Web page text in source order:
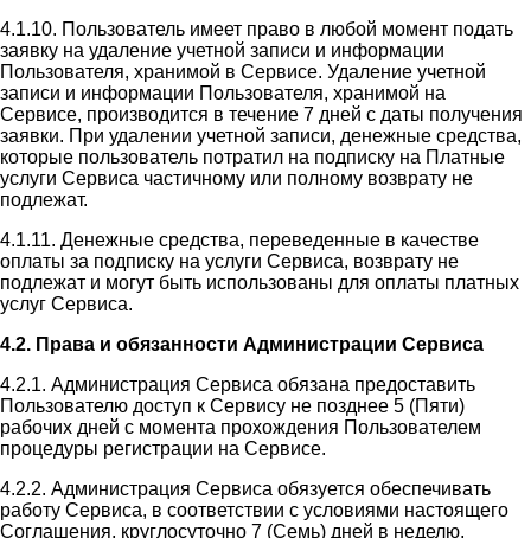
4.1.10. Пользователь имеет право в любой момент подать
заявку на удаление учетной записи и информации
Пользователя, хранимой в Сервисе. Удаление учетной
записи и информации Пользователя, хранимой на
Сервисе, производится в течение 7 дней с даты получения
заявки. При удалении учетной записи, денежные средства,
которые пользователь потратил на подписку на Платные
услуги Сервиса частичному или полному возврату не
подлежат.
4.1.11. Денежные средства, переведенные в качестве
оплаты за подписку на услуги Сервиса, возврату не
подлежат и могут быть использованы для оплаты платных
услуг Сервиса.
4.2. Права и обязанности Администрации Сервиса
4.2.1. Администрация Сервиса обязана предоставить
Пользователю доступ к Сервису не позднее 5 (Пяти)
рабочих дней с момента прохождения Пользователем
процедуры регистрации на Сервисе.
4.2.2. Администрация Сервиса обязуется обеспечивать
работу Сервиса, в соответствии с условиями настоящего
Соглашения, круглосуточно 7 (Семь) дней в неделю,